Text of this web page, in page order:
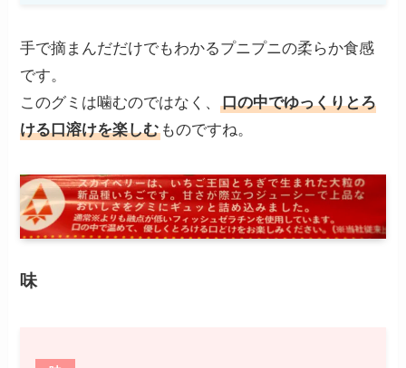
手で摘まんだだけでもわかるプニプニの柔らか食感
です。
このグミは噛むのではなく、口の中でゆっくりとろ
ける口溶けを楽しむ ものですね。
味